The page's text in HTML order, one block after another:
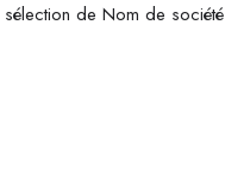
de Nom de société